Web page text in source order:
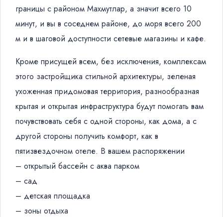
границы с районом Махмутлар, а значит всего 10
минут, и вы в соседнем районе, до моря всего 200
м и в шаговой доступности сетевые магазины и кафе.
Кроме присущей всем, без исключения, комплексам
этого застройщика стильной архитектуры, зеленая
ухоженная придомовая территория, разнообразная
крытая и открытая инфраструктура будут помогать вам
почувствовать себя с одной стороны, как дома, а с
другой стороны получить комфорт, как в
пятизвездочном отеле. В вашем распоряжении
– открытый бассейн с аква парком
– сад
– детская площадка
– зоны отдыха